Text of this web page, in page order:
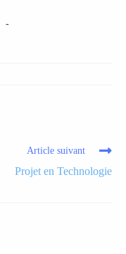
Article suivant
Projet en Technologie